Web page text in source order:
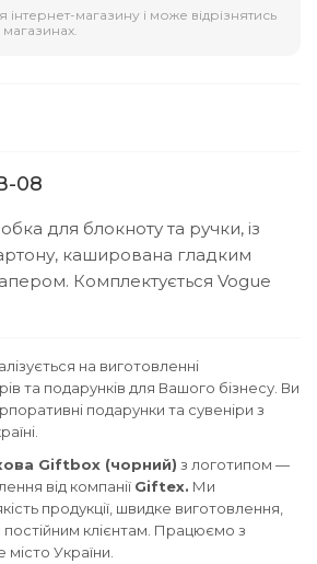
інтернет-магазину і може відрізнятись
магазинах.
08
для блокноту та ручки, із
каширована гладким
Комплектується Vogue
на виготовленні
та подарунків для Вашого бізнесу. Ви
подарунки та сувеніри з
Giftbox (чорний) з логотипом —
від компанії Giftex. Ми
продукції, швидке виготовлення,
постійним клієнтам. Працюємо з
України.